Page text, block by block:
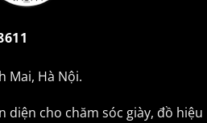
Mai, Hà Nội.
diện cho chăm sóc giày, đồ hiệu